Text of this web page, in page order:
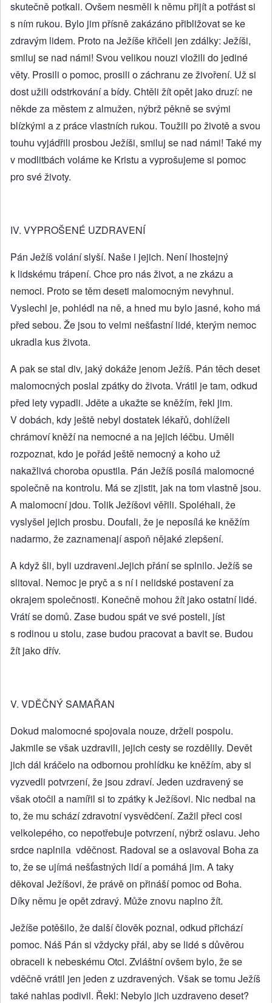
skutečně potkali. Ovšem nesměli k němu přijít a potřást si
s ním rukou. Bylo jim přísně zakázáno přibližovat se ke
zdravým lidem. Proto na Ježíše křičeli jen zdálky: Ježíši,
smiluj se nad námi! Svou velikou nouzi vložili do jediné
věty. Prosili o pomoc, prosili o záchranu ze živoření. Už si
dost užili odstrkování a bídy. Chtěli žít opět jako druzí: ne
někde za městem z almužen, nýbrž pěkně se svými
blízkými a z práce vlastních rukou. Toužili po životě a svou
touhu vyjádřili prosbou Ježíši, smiluj se nad námi! Také my
v modlitbách voláme ke Kristu a vyprošujeme si pomoc
pro své životy.
IV. VYPROŠENÉ UZDRAVENÍ
Pán Ježíš volání slyší. Naše i jejich. Není lhostejný
k lidskému trápení. Chce pro nás život, a ne zkázu a
nemoci. Proto se těm deseti malomocným nevyhnul.
Vyslechl je, pohlédl na ně, a hned mu bylo jasné, koho má
před sebou. Že jsou to velmi nešťastní lidé, kterým nemoc
ukradla kus života.
A pak se stal div, jaký dokáže jenom Ježíš. Pán těch deset
malomocných poslal zpátky do života. Vrátil je tam, odkud
před lety vypadli. Jděte a ukažte se kněžím, řekl jim.
V dobách, kdy ještě nebyl dostatek lékařů, dohlíželi
chrámoví kněží na nemocné a na jejich léčbu. Uměli
rozpoznat, kdo je pořád ještě nemocný a koho už
nakažlivá choroba opustila. Pán Ježíš posílá malomocné
společně na kontrolu. Má se zjistit, jak na tom vlastně jsou.
A malomocní jdou. Tolik Ježíšovi věřili. Spoléhali, že
vyslyšel jejich prosbu. Doufali, že je neposílá ke kněžím
nadarmo, že zaznamenají aspoň nějaké zlepšení.
A když šli, byli uzdraveni.Jejich přání se splnilo. Ježíš se
slitoval. Nemoc je pryč a s ní i nelidské postavení za
okrajem společnosti. Konečně mohou žít jako ostatní lidé.
Vrátí se domů. Zase budou spát ve své posteli, jíst
s rodinou u stolu, zase budou pracovat a bavit se. Budou
žít jako dřív.
V. VDĚČNÝ SAMAŘAN
Dokud malomocné spojovala nouze, drželi pospolu.
Jakmile se však uzdravili, jejich cesty se rozdělily. Devět
jich dál kráčelo na odbornou prohlídku ke kněžím, aby si
vyzvedli potvrzení, že jsou zdraví. Jeden uzdravený se
však otočil a namířil si to zpátky k Ježíšovi. Nic nedbal na
to, že mu schází zdravotní vysvědčení. Zažil přeci cosi
velkolepého, co nepotřebuje potvrzení, nýbrž oslavu. Jeho
srdce naplnila vděčnost. Radoval se a oslavoval Boha za
to, že se ujímá nešťastných lidí a pomáhá jim. A taky
děkoval Ježíšovi, že právě on přináší pomoc od Boha.
Díky němu je opět zdravý. Může znovu naplno žít.
Ježíše potěšilo, že další člověk poznal, odkud přichází
pomoc. Náš Pán si vždycky přál, aby se lidé s důvěrou
obraceli k nebeskému Otci. Zvláštní ovšem bylo, že se
vděčně vrátil jen jeden z uzdravených. Však se tomu Ježíš
také nahlas podivil. Řekl: Nebylo jich uzdraveno deset?